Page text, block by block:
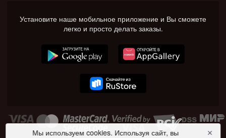
Установите наше мобильное приложение и Вы сможете
легко и просто делать заказы.
Мы используем cookies. Используя сайт, вы
✕